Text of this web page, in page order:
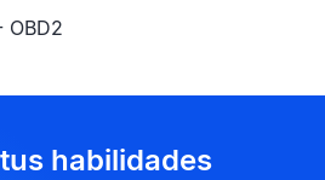
OBD2
habilidades